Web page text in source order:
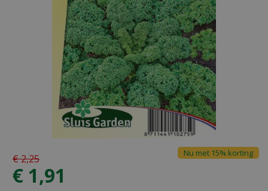
€2,25
€ 1,91
Nu met 15% korting